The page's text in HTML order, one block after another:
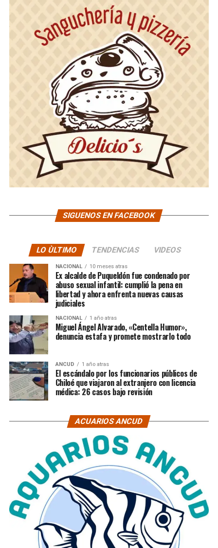
SIGUENOS EN FACEBOOK
LO ÙLTIMO TENDENCIAS VIDEOS
NACIONAL 10 meses atras
Ex alcalde de Puqueldón fue condenado por
abuso sexual infantil: cumplió la pena en
libertad y ahora enfrenta nuevas causas
judiciales
NACIONAL 1 año atras
Miguel Ángel Alvarado, «Centella Humor»,
denuncia estafa y promete mostrarlo todo
ANCUD 1 año atras
El escándalo por los funcionarios públicos de
Chiloé que viajaron al extranjero con licencia
médica: 26 casos bajo revisión
ACUARIOS ANCUD